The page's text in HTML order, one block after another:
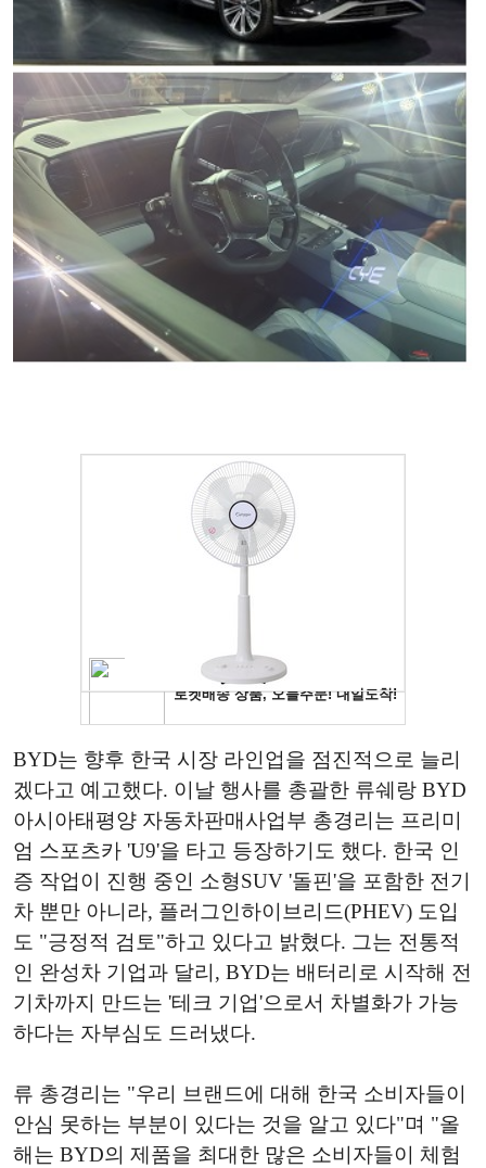
BYD는 향후 한국 시장 라인업을 점진적으로 늘리
겠다고 예고했다. 이날 행사를 총괄한 류쉐랑 BYD
아시아태평양 자동차판매사업부 총경리는 프리미
엄 스포츠카 'U9'을 타고 등장하기도 했다. 한국 인
증 작업이 진행 중인 소형SUV '돌핀'을 포함한 전기
차 뿐만 아니라, 플러그인하이브리드(PHEV) 도입
도 "긍정적 검토"하고 있다고 밝혔다. 그는 전통적
인 완성차 기업과 달리, BYD는 배터리로 시작해 전
기차까지 만드는 '테크 기업'으로서 차별화가 가능
하다는 자부심도 드러냈다.
류 총경리는 "우리 브랜드에 대해 한국 소비자들이
안심 못하는 부분이 있다는 것을 알고 있다"며 "올
해는 BYD의 제품을 최대한 많은 소비자들이 체험